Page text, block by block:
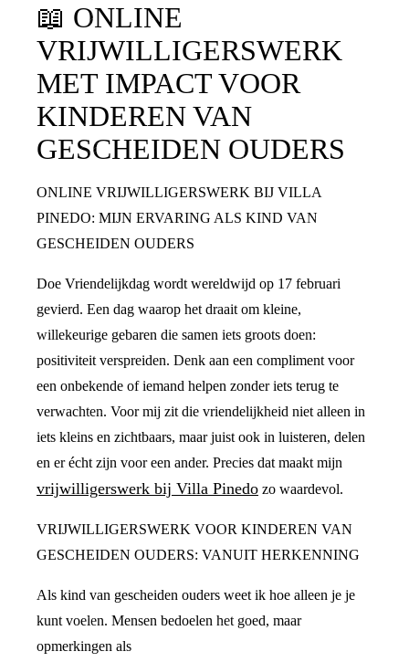
📖 ONLINE
VRIJWILLIGERSWERK
MET IMPACT VOOR
KINDEREN VAN
GESCHEIDEN OUDERS
ONLINE VRIJWILLIGERSWERK BIJ VILLA
PINEDO: MIJN ERVARING ALS KIND VAN
GESCHEIDEN OUDERS
Doe Vriendelijkdag wordt wereldwijd op 17 februari
gevierd. Een dag waarop het draait om kleine,
willekeurige gebaren die samen iets groots doen:
positiviteit verspreiden. Denk aan een compliment voor
een onbekende of iemand helpen zonder iets terug te
verwachten. Voor mij zit die vriendelijkheid niet alleen in
iets kleins en zichtbaars, maar juist ook in luisteren, delen
en er écht zijn voor een ander. Precies dat maakt mijn
vrijwilligerswerk bij Villa Pinedo zo waardevol.
VRIJWILLIGERSWERK VOOR KINDEREN VAN
GESCHEIDEN OUDERS: VANUIT HERKENNING
Als kind van gescheiden ouders weet ik hoe alleen je je
kunt voelen. Mensen bedoelen het goed, maar
opmerkingen als